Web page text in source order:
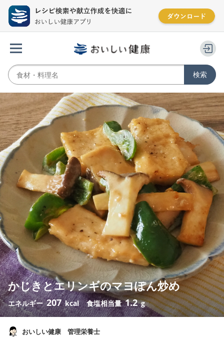
かじきとエリンギのマヨぽん炒め
エネルギー207 kcal 食塩相当量1.2 g
おいしい健康 管理栄養士